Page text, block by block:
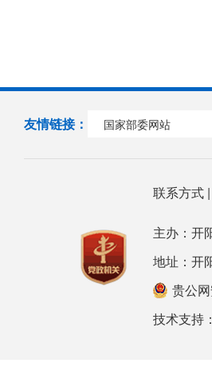
友情链接： 国家部委网站
联系方式|
主办：开
地址：开
贵公
技术支持：